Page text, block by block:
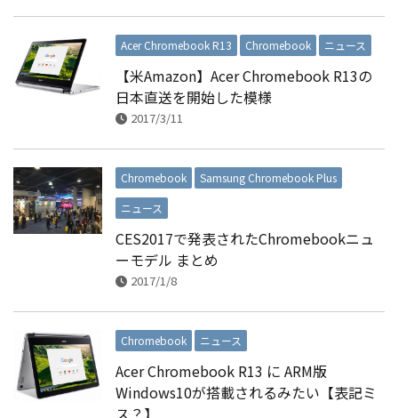
Acer Chromebook R13 Chromebook ニュース
【米Amazon】Acer Chromebook R13の
日本直送を開始した模様
2017/3/11
Chromebook
Samsung Chromebook Plus
ニュース
CES2017で発表されたChromebookニュ
ーモデル まとめ
2017/1/8
Chromebook ニュース
Acer Chromebook R13 に ARM版
Windows10が搭載されるみたい【表記ミ